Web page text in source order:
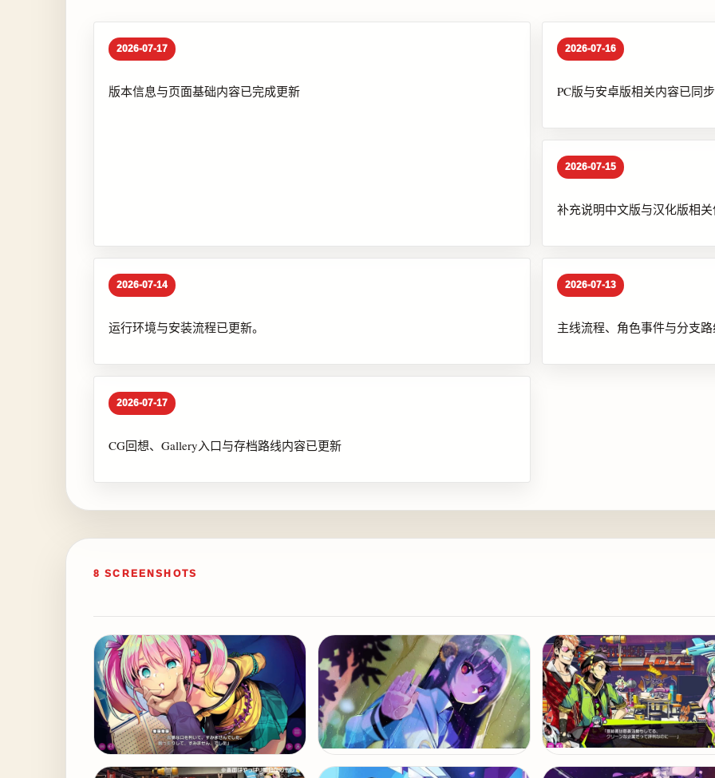
2026-07-17
版本信息与页面基础内容已完成更新
2026-07-16
PC版与安卓版相关内容已同
2026-07-15
补充说明中文版与汉化版相
2026-07-14
运行环境与安装流程已更新。
2026-07-13
主线流程、角色事件与分支
2026-07-17
CG回想、Gallery入口与存档路线内容已更新
8 SCREENSHOTS